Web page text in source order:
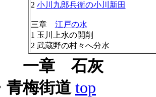
2 小川九郎兵衛の小川新田
三章 江戸の水
1 玉川上水の開削
2 武蔵野の村々へ分水
一章 石灰
青梅街道top